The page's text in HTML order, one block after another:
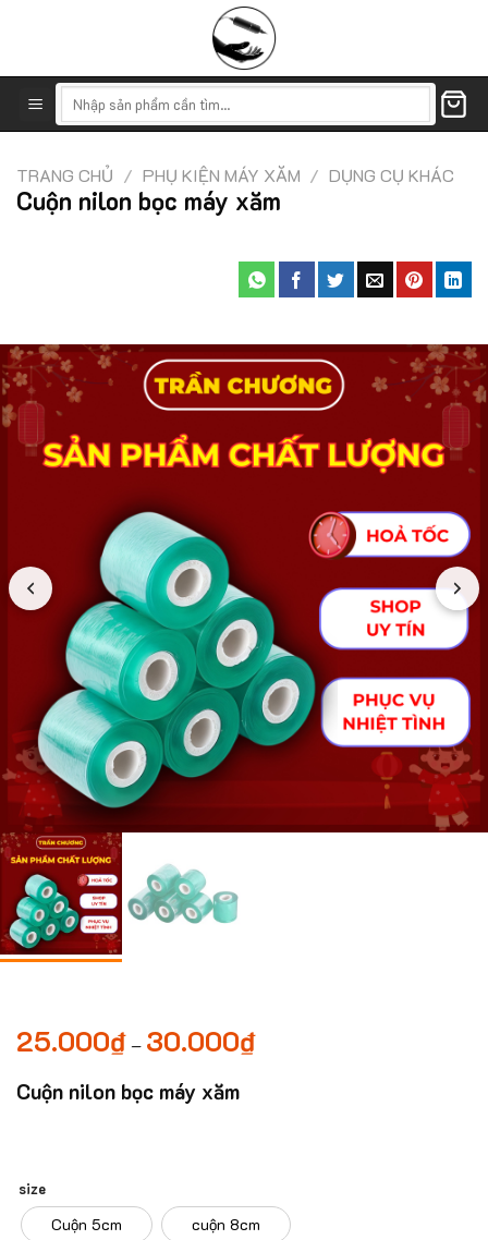
kiếm:
TRANG CHỦ / PHỤ KIỆN MÁY XĂM / DỤNG CỤ KHÁC
Cuộn nilon bọc máy xăm
25.000₫– 30.000₫Khoảng
Cuộn nilon bọc máy xăm
size
Cuộn 5cm
cuộn 8cm